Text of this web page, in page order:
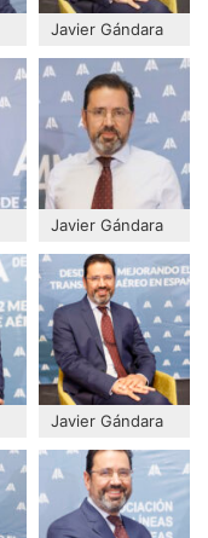
Javier Gándara
Javier Gándara
Javier Gándara